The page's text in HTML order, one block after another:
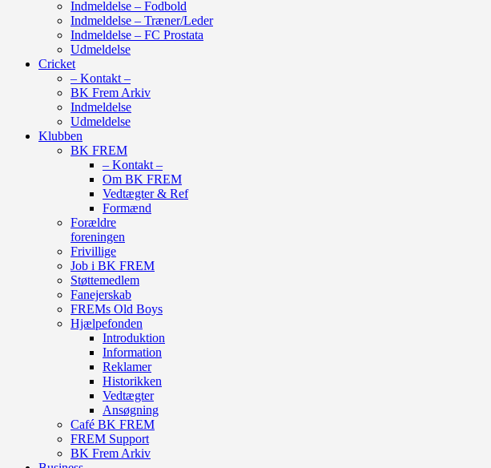
Indmeldelse – Fodbold
Indmeldelse – Træner/Leder
Indmeldelse – FC Prostata
Udmeldelse
Cricket
– Kontakt –
BK Frem Arkiv
Indmeldelse
Udmeldelse
Klubben
BK FREM
– Kontakt –
Om BK FREM
Vedtægter & Ref
Formænd
Forældre
foreningen
Frivillige
Job i BK FREM
Støttemedlem
Fanejerskab
FREMs Old Boys
Hjælpefonden
Introduktion
Information
Reklamer
Historikken
Vedtægter
Ansøgning
Café BK FREM
FREM Support
BK Frem Arkiv